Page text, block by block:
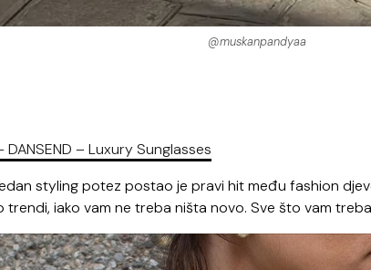
@muskanpandyaa
– Luxury Sunglasses
styling potez postao je pravi hit među fashion
iako vam ne treba ništa novo. Sve što vam